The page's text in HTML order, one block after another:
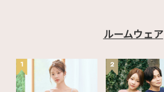
ルームウェア
1 2